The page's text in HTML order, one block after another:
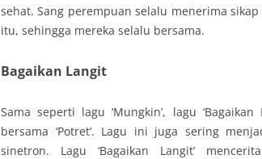
sehat. Sang perempuan selalu menerima
itu, sehingga mereka selalu bersama.
Bagaikan Langit
Sama seperti lagu ‘Mungkin’, lagu
bersama ‘Potret’. Lagu ini juga sering
sinetron. Lagu ‘Bagaikan Langit’